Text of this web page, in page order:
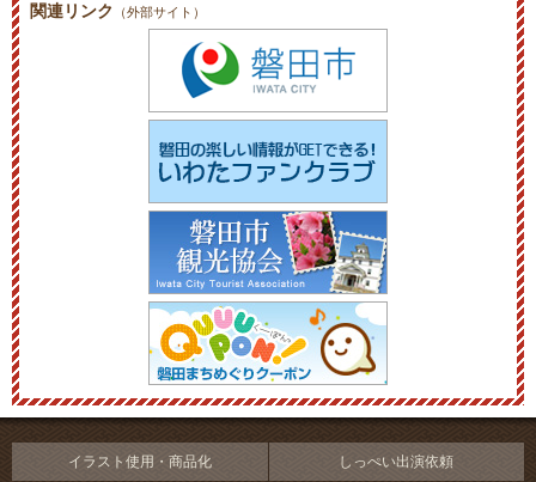
関連リンク （外部サイト）
イラスト使用・商品化 しっぺい出演依頼